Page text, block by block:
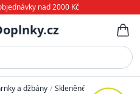
nad 2000 Kč
a džbány / Skleněné